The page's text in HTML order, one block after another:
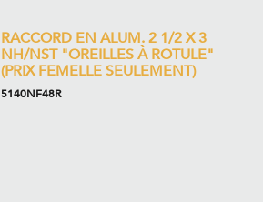
RACCORD EN ALUM. 2 1/2 X 3
NH/NST "OREILLES À ROTULE"
(PRIX FEMELLE SEULEMENT)
5140NF48R